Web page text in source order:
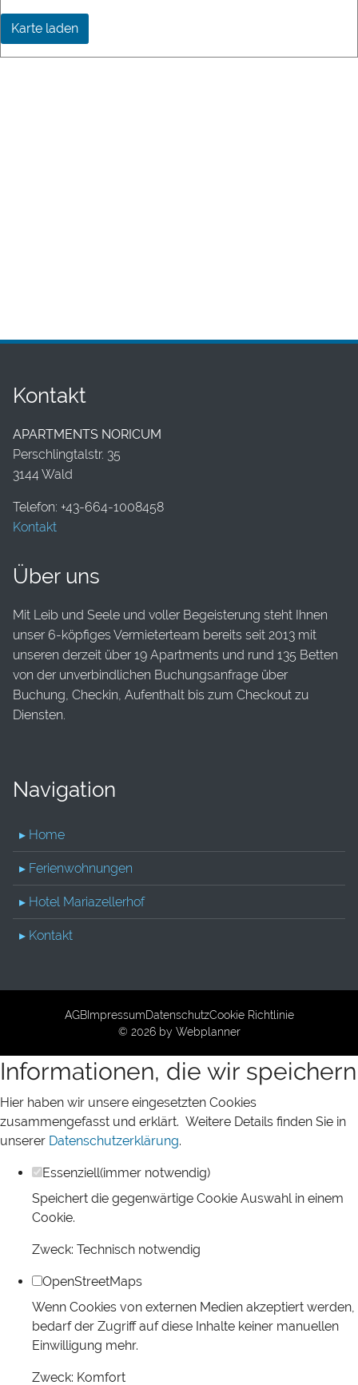
Karte laden
Kontakt
APARTMENTS NORICUM
Perschlingtalstr. 35
3144 Wald
Telefon: +43-664-1008458
Kontakt
Über uns
Mit Leib und Seele und voller Begeisterung steht Ihnen
unser 6-köpfiges Vermieterteam bereits seit 2013 mit
unseren derzeit über 19 Apartments und rund 135 Betten
von der unverbindlichen Buchungsanfrage über
Buchung, Checkin, Aufenthalt bis zum Checkout zu
Diensten.
Navigation
▸ Home
▸ Ferienwohnungen
▸ Hotel Mariazellerhof
▸ Kontakt
AGBImpressumDatenschutzCookie Richtlinie
© 2026 by Webplanner
Informationen, die wir speichern
Hier haben wir unsere eingesetzten Cookies
zusammengefasst und erklärt. Weitere Details finden Sie in
unserer Datenschutzerklärung.
Essenziell(immer notwendig)
Speichert die gegenwärtige Cookie Auswahl in einem
Cookie.
Zweck: Technisch notwendig
OpenStreetMaps
Wenn Cookies von externen Medien akzeptiert werden,
bedarf der Zugriff auf diese Inhalte keiner manuellen
Einwilligung mehr.
Zweck: Komfort